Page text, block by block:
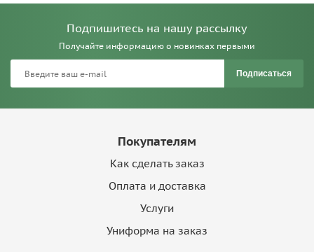
Подпишитесь на нашу рассылку
Получайте информацию о новинках первыми
Подписаться
Покупателям
Как сделать заказ
Оплата и доставка
Услуги
Униформа на заказ